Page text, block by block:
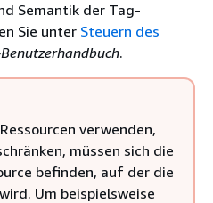
Semantik der Tag-
Sie unter Steuern des
.
verwenden,
müssen sich die
befinden, auf der die
Um beispielsweise